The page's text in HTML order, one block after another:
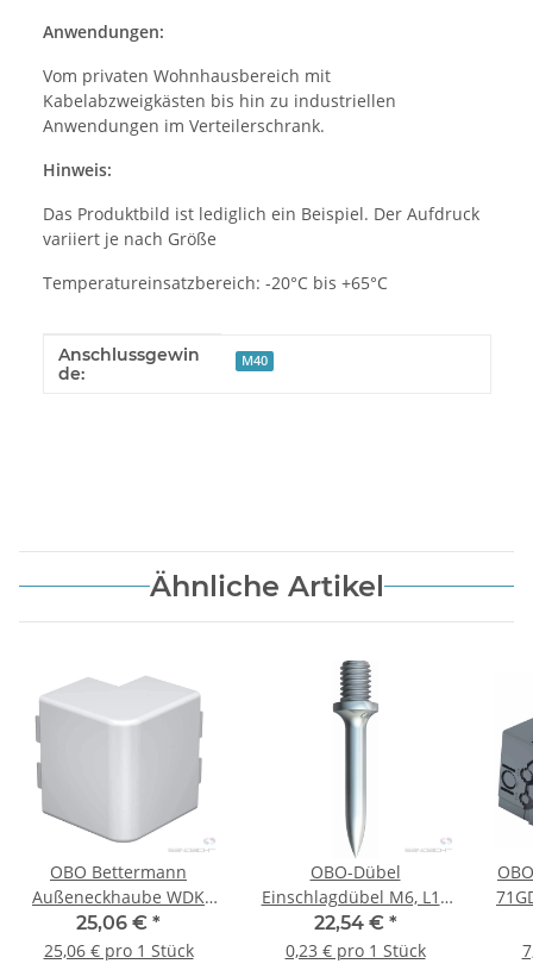
Anwendungen:
Vom privaten Wohnhausbereich mit
Kabelabzweigkästen bis hin zu industriellen
Anwendungen im Verteilerschrank.
Hinweis:
Das Produktbild ist lediglich ein Beispiel. Der Aufdruck
variiert je nach Größe
Temperatureinsatzbereich: -20°C bis +65°C
Produkteigenschaft
Wert
Anschlussgewin
de:
M40
Ähnliche Artikel
OBO Bettermann
Außeneckhaube WDK
HA60110RW, 60x110mm
PVC reinweiß RAL 9010
25,06 € *
25,06 € pro 1 Stück
OBO-Dübel
Einschlagdübel M6, L18
St G, 100 Stück
22,54 € *
0,23 € pro 1 Stück